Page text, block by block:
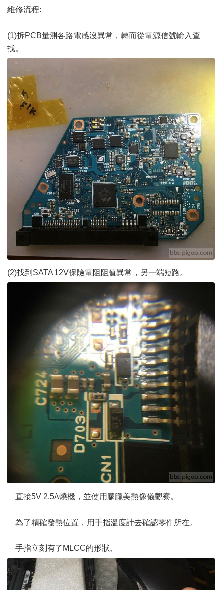
維修流程:
(1)拆PCB量測各路電感沒異常，轉而從電源信號輸入查
找。
(2)找到SATA 12V保險電阻阻值異常，另一端短路。
直接5V 2.5A燒機，並使用朦朧美熱像儀觀察。
為了精確發熱位置，用手指溫度計去確認零件所在。
手指立刻有了MLCC的形狀。